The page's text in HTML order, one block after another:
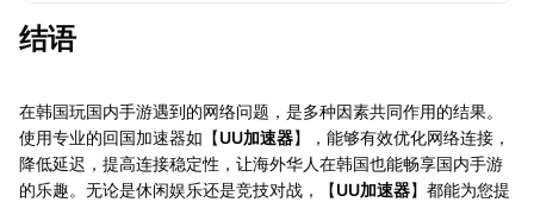
结语
在韩国玩国内手游遇到的网络问题，是多种因素共同作用的结果。
使用专业的回国加速器如【UU加速器】，能够有效优化网络连接，
降低延迟，提高连接稳定性，让海外华人在韩国也能畅享国内手游
的乐趣。无论是休闲娱乐还是竞技对战，【UU加速器】都能为您提